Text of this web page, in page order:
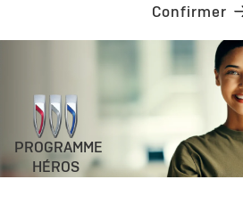
PROGRAMME
HÉROS